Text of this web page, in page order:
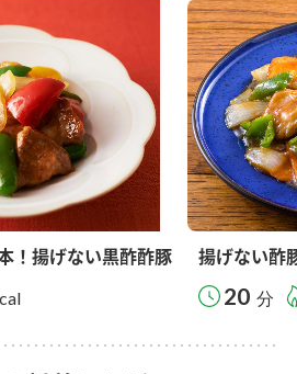
！揚げない黒酢酢豚 揚げない酢
20 分